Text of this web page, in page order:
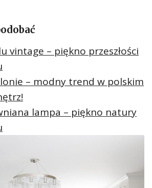
vintage – piękno przeszłości
– modny trend w polskim
lampa – piękno natury